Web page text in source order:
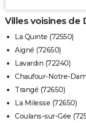
Villes voisines de
La Quinte (72550)
Aigné (72650)
Lavardin (72240)
Chaufour-Notre-
Trangé (72650)
La Milesse (72650)
Coulans-sur-Gée